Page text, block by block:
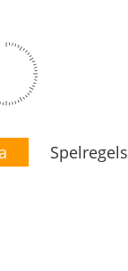
Spelregels